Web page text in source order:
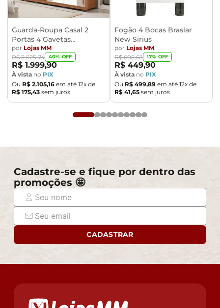
Guarda-Roupa Casal 2
Portas 4 Gavetas
Caemmun Moviment
por Lojas MM
R$ 3.525,74 40% OFF
R$ 1.999,90
À vista no PIX
Ou R$ 2.105,16 em até 12x de
R$ 175,43 sem juros
Fogão 4 Bocas Braslar
New Sirius
por Lojas MM
R$ 605,63 17% OFF
R$ 449,90
À vista no PIX
Ou R$ 499,89 em até 12x de
R$ 41,65 sem juros
Cadastre-se e fique por dentro das
promoções 🤩
CADASTRAR